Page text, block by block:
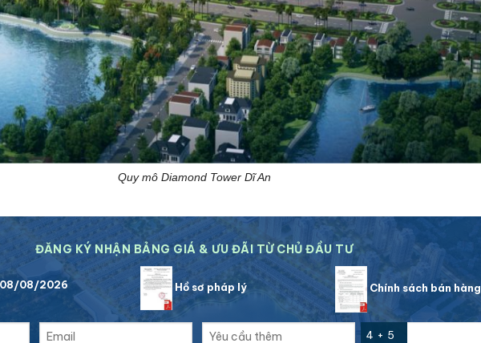
Quy mô Diamond Tower Dĩ An
ĐĂNG KÝ NHẬN BẢNG GIÁ & ƯU ĐÃI TỪ CHỦ ĐẦU TƯ
08/08/2026 Hồ sơ pháp lý Chính sách bán hàng
4 + 5